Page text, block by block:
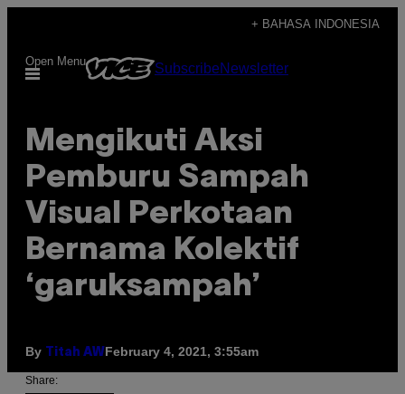
content
+ BAHASA INDONESIA
Open Menu SubscribeNewsletter
Mengikuti Aksi
Pemburu Sampah
Visual Perkotaan
Bernama Kolektif
‘garuksampah’
By Titah AWFebruary 4, 2021, 3:55am
Share: